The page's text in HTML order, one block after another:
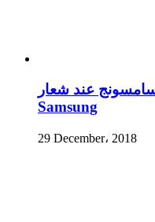
عند شعار
Samsung
29 December، 2018